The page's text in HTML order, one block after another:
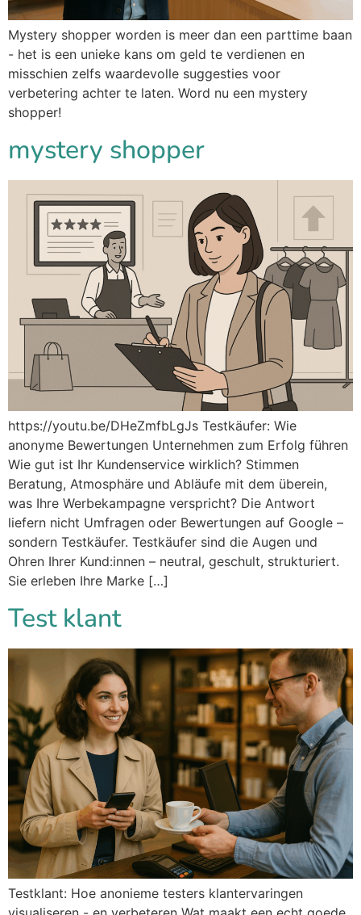
Mystery shopper worden is meer dan een parttime baan
- het is een unieke kans om geld te verdienen en
misschien zelfs waardevolle suggesties voor
verbetering achter te laten. Word nu een mystery
shopper!
mystery shopper
https://youtu.be/DHeZmfbLgJs Testkäufer: Wie
anonyme Bewertungen Unternehmen zum Erfolg führen
Wie gut ist Ihr Kundenservice wirklich? Stimmen
Beratung, Atmosphäre und Abläufe mit dem überein,
was Ihre Werbekampagne verspricht? Die Antwort
liefern nicht Umfragen oder Bewertungen auf Google –
sondern Testkäufer. Testkäufer sind die Augen und
Ohren Ihrer Kund:innen – neutral, geschult, strukturiert.
Sie erleben Ihre Marke […]
Test klant
Testklant: Hoe anonieme testers klantervaringen